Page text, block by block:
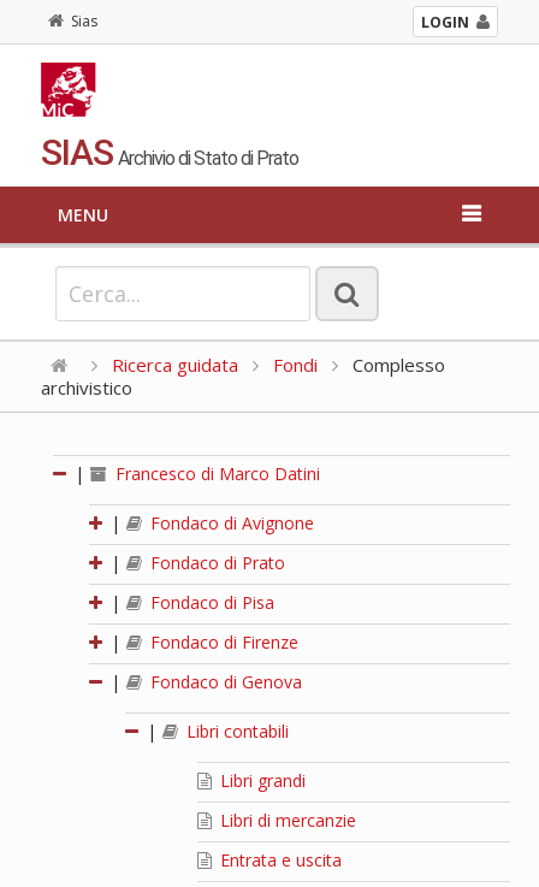
Sias LOGIN
SIAS Archivio di Stato di Prato
MENU
Ricerca guidata Fondi
Complesso
archivistico
| Francesco di Marco Datini
|
Fondaco di Avignone
|
Fondaco di Prato
|
Fondaco di Pisa
|
Fondaco di Firenze
|
Fondaco di Genova
| Libri contabili
Libri grandi
Libri di mercanzie
Entrata e uscita